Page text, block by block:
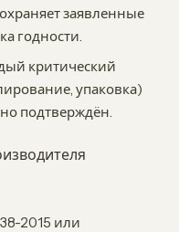
заявленные
годности.
критический
упаковка)
подтверждён.
2015 или